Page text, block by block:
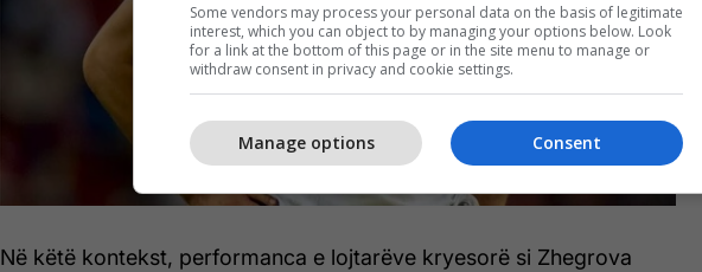
Në këtë kontekst, performanca e lojtarëve kryesorë si Zhegrova
Some vendors may process your personal data on the basis of legitimate
interest, which you can object to by managing your options below. Look
for a link at the bottom of this page or in the site menu to manage or
withdraw consent in privacy and cookie settings.
Consent
Manage options